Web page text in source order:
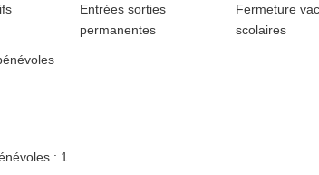
Entrées sorties
permanentes
Fermeture
scolaires
: 1